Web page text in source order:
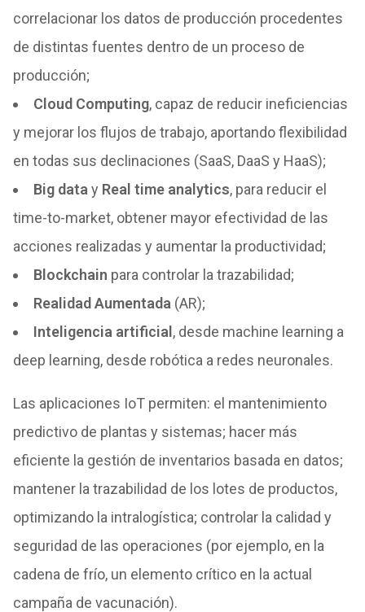
correlacionar los datos de producción procedentes
de distintas fuentes dentro de un proceso de
producción;
Cloud Computing, capaz de reducir ineficiencias
y mejorar los flujos de trabajo, aportando flexibilidad
en todas sus declinaciones (SaaS, DaaS y HaaS);
Big data y Real time analytics, para reducir el
time-to-market, obtener mayor efectividad de las
acciones realizadas y aumentar la productividad;
Blockchain para controlar la trazabilidad;
Realidad Aumentada (AR);
Inteligencia artificial, desde machine learning a
deep learning, desde robótica a redes neuronales.
Las aplicaciones IoT permiten: el mantenimiento
predictivo de plantas y sistemas; hacer más
eficiente la gestión de inventarios basada en datos;
mantener la trazabilidad de los lotes de productos,
optimizando la intralogística; controlar la calidad y
seguridad de las operaciones (por ejemplo, en la
cadena de frío, un elemento crítico en la actual
campaña de vacunación).